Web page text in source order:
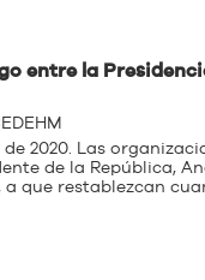
entre la
2020. Las
de la República,
que restablezcan